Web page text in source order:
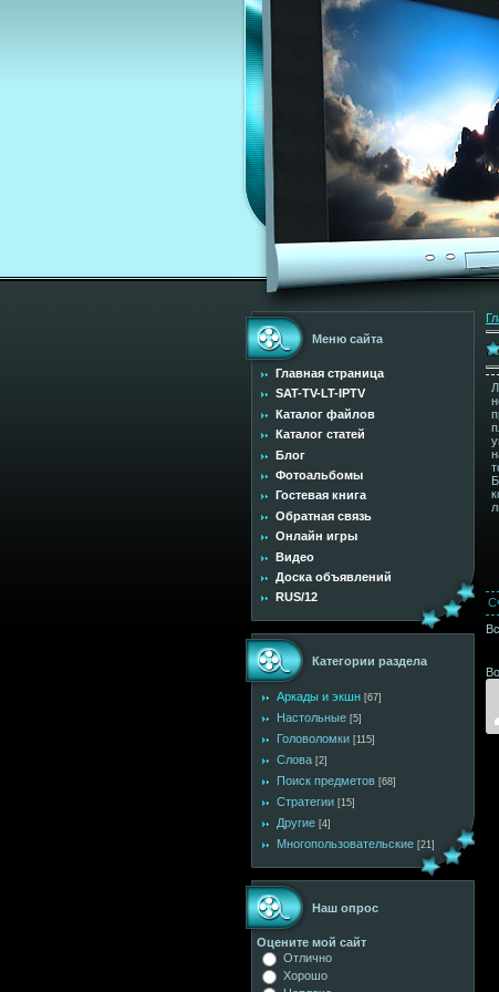
Меню сайта
Главная страница
SAT-TV-LT-IPTV
Каталог файлов
Каталог статей
Блог
Фотоальбомы
Гостевая книга
Обратная связь
Онлайн игры
Видео
Доска объявлений
RUS/12
Категории раздела
Аркады и экшн [67]
Настольные [5]
Головоломки [115]
Слова [2]
Поиск предметов [68]
Стратегии [15]
Другие [4]
Многопользовательские [21]
Наш опрос
Оцените мой сайт
Отлично
Хорошо